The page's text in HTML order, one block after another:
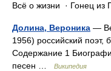
Всё о жизни · Гонец
Долина, Вероника —
1956) российский поэт,
Содержание 1
песен …
Википедия